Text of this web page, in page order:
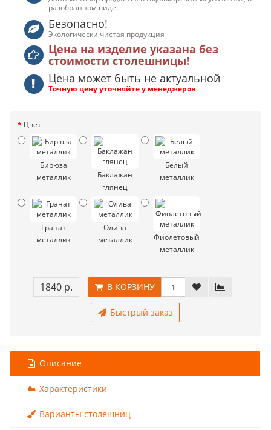
разобранном виде.
Безопасно!
Экологически чистая продукция
Цена на изделие указана без
стоимости столешницы!
Цена может быть не актуальной
Точную цену уточняйте у менеджеров!
Цвет
Бирюза
металлик
Баклажан
глянец
Белый
металлик
Гранат
металлик
Олива
металлик
Фиолетовый
металлик
1840 р. В КОРЗИНУ
Быстрый заказ
Описание
Характеристики
Варианты столешниц